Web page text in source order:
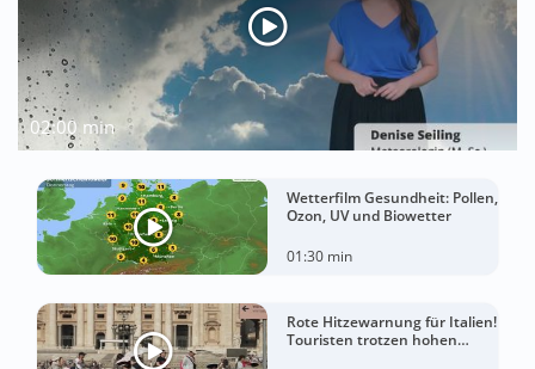
02:00 min
Wetterfilm Gesundheit: Pollen,
Ozon, UV und Biowetter
01:30 min
Rote Hitzewarnung für Italien!
Touristen trotzen hohen